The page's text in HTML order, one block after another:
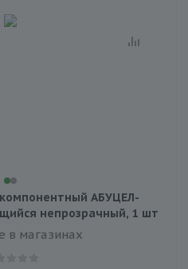
АБУЦЕЛ-
непрозрачный, 1 шт
в магазинах